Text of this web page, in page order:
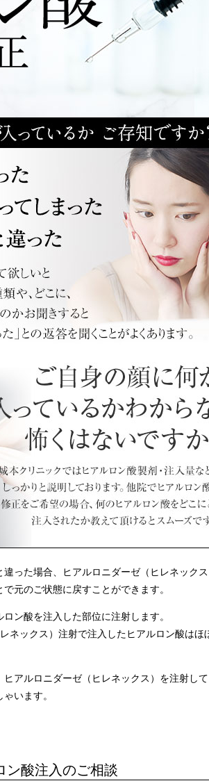
った場合、ヒアルロニダーゼ（ヒレネック
元のご状態に戻すことができます。
ン酸を注入した部位に注射します。
ネックス）注射で注入したヒアルロン酸はほ
アルロニダーゼ（ヒレネックス）を注射し
います。
酸注入のご相談